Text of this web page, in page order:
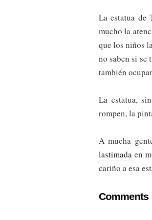
La estatua de
mucho la
que los niños
no saben si se
también
La estatua,
rompen, la
A mucha
lastimada en
cariño a esa
Comments